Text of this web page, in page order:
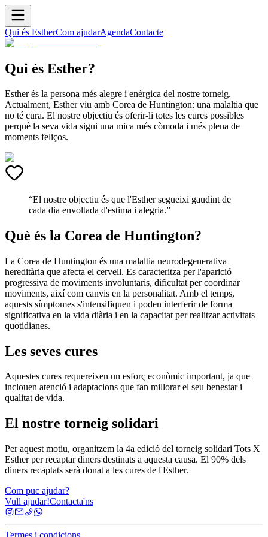
Qui és EstherCom ajudarAgendaContacte
Qui és Esther?
Esther és la persona més alegre i enèrgica del nostre torneig.
Actualment, Esther viu amb Corea de Huntington: una malaltia que
no té cura. El nostre objectiu és oferir-li totes les cures possibles
perquè la seva vida sigui una mica més còmoda i més plena de
moments feliços.
“El nostre objectiu és que l'Esther segueixi gaudint de
cada dia envoltada d'estima i alegria.”
Què és la Corea de Huntington?
La Corea de Huntington és una malaltia neurodegenerativa
hereditària que afecta el cervell. Es caracteritza per l'aparició
progressiva de moviments involuntaris, dificultat per coordinar
moviments, així com canvis en la personalitat. Amb el temps,
aquests símptomes s'intensifiquen i poden interferir de forma
significativa en la vida diària i en la capacitat per realitzar activitats
quotidianes.
Les seves cures
Aquestes cures requereixen un esforç econòmic important, ja que
inclouen atenció i adaptacions que fan millorar el seu benestar i
qualitat de vida.
El nostre torneig solidari
Per aquest motiu, organitzem la 4a edició del torneig solidari Tots X
Esther per recaptar diners destinats a aquesta causa. El 90% dels
diners recaptats serà donat a les cures de l'Esther.
Com puc ajudar?
Vull ajudar!Contacta'ns